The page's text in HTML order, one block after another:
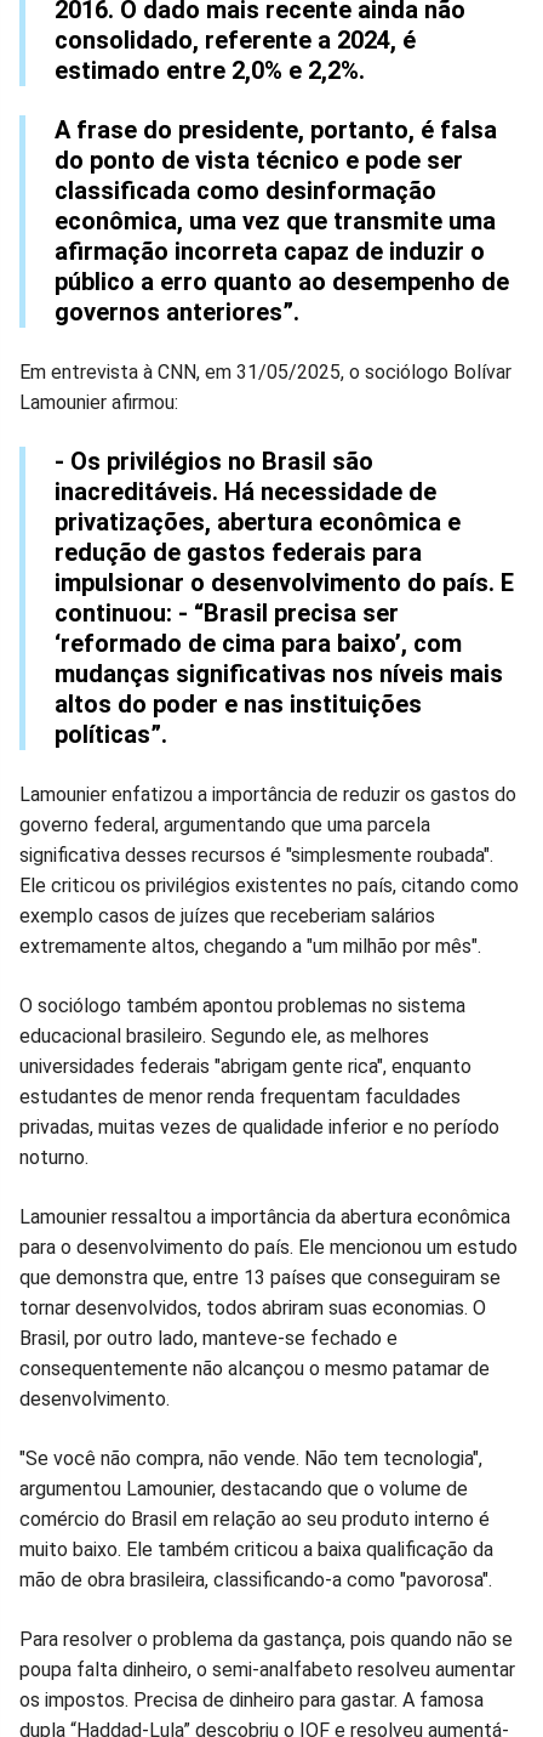
2016. O dado mais recente ainda não
consolidado, referente a 2024, é
estimado entre 2,0% e 2,2%.
A frase do presidente, portanto, é falsa
do ponto de vista técnico e pode ser
classificada como desinformação
econômica, uma vez que transmite uma
afirmação incorreta capaz de induzir o
público a erro quanto ao desempenho de
governos anteriores”.
Em entrevista à CNN, em 31/05/2025, o sociólogo Bolívar
Lamounier afirmou:
- Os privilégios no Brasil são
inacreditáveis. Há necessidade de
privatizações, abertura econômica e
redução de gastos federais para
impulsionar o desenvolvimento do país. E
continuou: - “Brasil precisa ser
‘reformado de cima para baixo’, com
mudanças significativas nos níveis mais
altos do poder e nas instituições
políticas”.
Lamounier enfatizou a importância de reduzir os gastos do
governo federal, argumentando que uma parcela
significativa desses recursos é "simplesmente roubada".
Ele criticou os privilégios existentes no país, citando como
exemplo casos de juízes que receberiam salários
extremamente altos, chegando a "um milhão por mês".
O sociólogo também apontou problemas no sistema
educacional brasileiro. Segundo ele, as melhores
universidades federais "abrigam gente rica", enquanto
estudantes de menor renda frequentam faculdades
privadas, muitas vezes de qualidade inferior e no período
noturno.
Lamounier ressaltou a importância da abertura econômica
para o desenvolvimento do país. Ele mencionou um estudo
que demonstra que, entre 13 países que conseguiram se
tornar desenvolvidos, todos abriram suas economias. O
Brasil, por outro lado, manteve-se fechado e
consequentemente não alcançou o mesmo patamar de
desenvolvimento.
"Se você não compra, não vende. Não tem tecnologia",
argumentou Lamounier, destacando que o volume de
comércio do Brasil em relação ao seu produto interno é
muito baixo. Ele também criticou a baixa qualificação da
mão de obra brasileira, classificando-a como "pavorosa".
Para resolver o problema da gastança, pois quando não se
poupa falta dinheiro, o semi-analfabeto resolveu aumentar
os impostos. Precisa de dinheiro para gastar. A famosa
dupla “Haddad-Lula” descobriu o IOF e resolveu aumentá-